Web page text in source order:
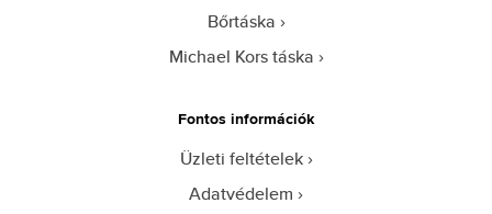
Bőrtáska
Michael Kors táska
Fontos információk
Üzleti feltételek
Adatvédelem